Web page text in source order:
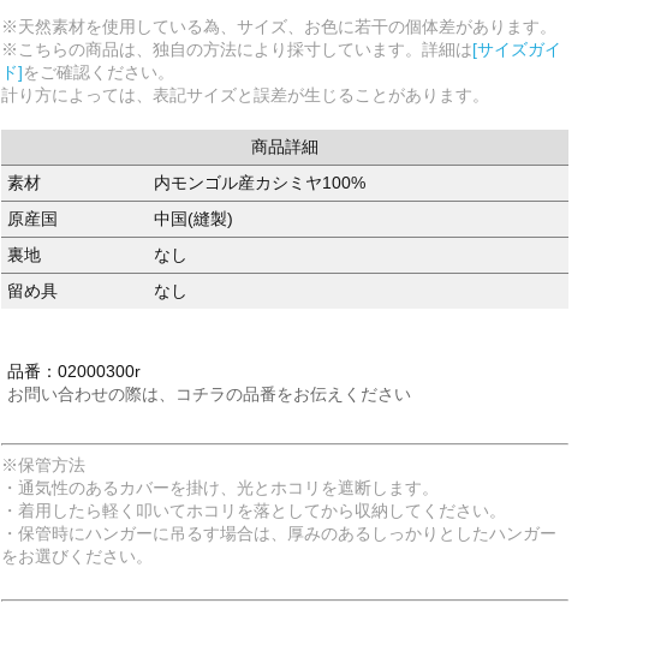
※天然素材を使用している為、サイズ、お色に若干の個体差があります。
※こちらの商品は、独自の方法により採寸しています。詳細は[サイズガイ
ド]をご確認ください。
計り方によっては、表記サイズと誤差が生じることがあります。
商品詳細
素材
内モンゴル産カシミヤ100%
原産国
中国(縫製)
裏地
なし
留め具
なし
品番：02000300r
お問い合わせの際は、コチラの品番をお伝えください
※保管方法
・通気性のあるカバーを掛け、光とホコリを遮断します。
・着用したら軽く叩いてホコリを落としてから収納してください。
・保管時にハンガーに吊るす場合は、厚みのあるしっかりとしたハンガー
をお選びください。